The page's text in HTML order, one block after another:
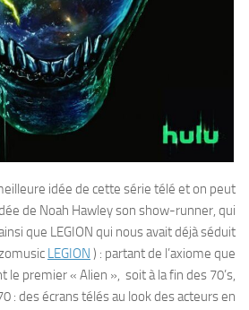
idée de cette série télé et on peut
de Noah Hawley son show-runner, qui
que LEGION qui nous avait déjà séduit
LEGION ) : partant de l’axiome que
le premier « Alien », soit à la fin des 70’s,
: des écrans télés au look des acteurs en